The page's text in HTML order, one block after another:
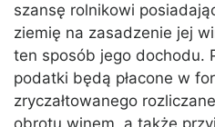
szansę rolnikowi
ziemię na zasadzenie jej
ten sposób jego dochodu.
podatki będą płacone w
zryczałtowanego